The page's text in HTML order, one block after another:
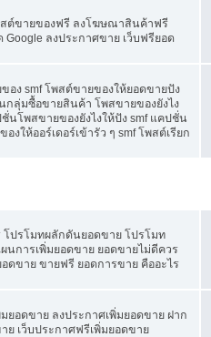
สต์ขายของฟรี ลงโฆษณาสินค้าฟรี
ลงประกาศขาย เว็บฟรียอด
ง smf โพสต์ขายของให้ยอดขายปัง
กลุ่มซื้อขายสินค้า โพสขายของยังไง
โพสขายของยังไงให้ปัง smf แคปชั่น
ให้ออร์เดอร์เข้ารัว ๆ smf โพสต์เรียก
โปรโมทผลักดันยอดขาย โปรโมท
นการเพิ่มยอดขาย ยอดขายไม่ดีควร
อดขาย ขายฟรี ยอดการขาย คืออะไร
อดขาย ลงประกาศเพิ่มยอดขาย ฝาก
ย เว็บประกาศฟรีเพิ่มยอดขาย